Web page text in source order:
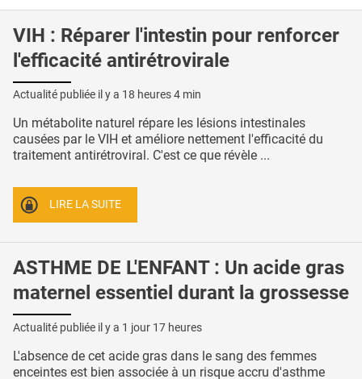
VIH : Réparer l'intestin pour renforcer
l'efficacité antirétrovirale
Actualité publiée il y a 18 heures 4 min
Un métabolite naturel répare les lésions intestinales
causées par le VIH et améliore nettement l'efficacité du
traitement antirétroviral. C'est ce que révèle ...
LIRE LA SUITE
ASTHME DE L'ENFANT : Un acide gras
maternel essentiel durant la grossesse
Actualité publiée il y a 1 jour 17 heures
L'absence de cet acide gras dans le sang des femmes
enceintes est bien associée à un risque accru d'asthme